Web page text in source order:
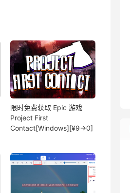
限时免费获取 Epic 游戏
Project First
Contact[Windows][¥9→0]